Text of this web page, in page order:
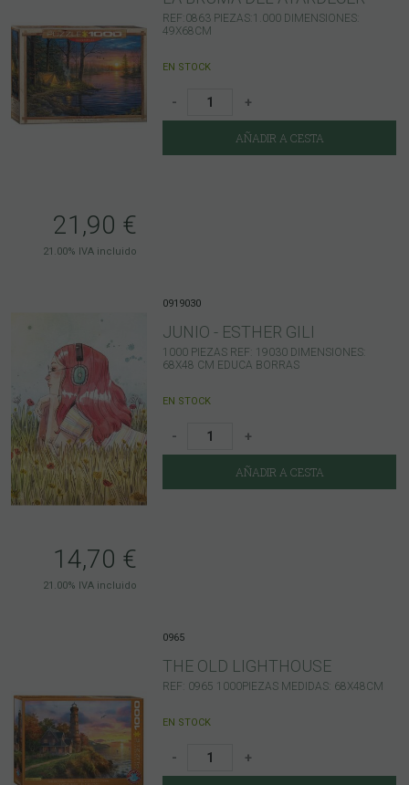
21,90 €
21.00% IVA incluido
REF:0863 PIEZAS:1.000 DIMENSIONES:
49X68CM
EN STOCK
- +
AÑADIR A CESTA
14,70 €
21.00% IVA incluido
0919030
JUNIO - ESTHER GILI
1000 PIEZAS REF: 19030 DIMENSIONES:
68X48 CM EDUCA BORRAS
EN STOCK
- +
AÑADIR A CESTA
0965
THE OLD LIGHTHOUSE
REF: 0965 1000PIEZAS MEDIDAS: 68X48CM
EN STOCK
- +